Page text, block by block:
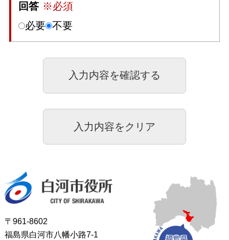
回答 ※必須
必要 不要
〒961-8602
福島県白河市八幡小路7-1